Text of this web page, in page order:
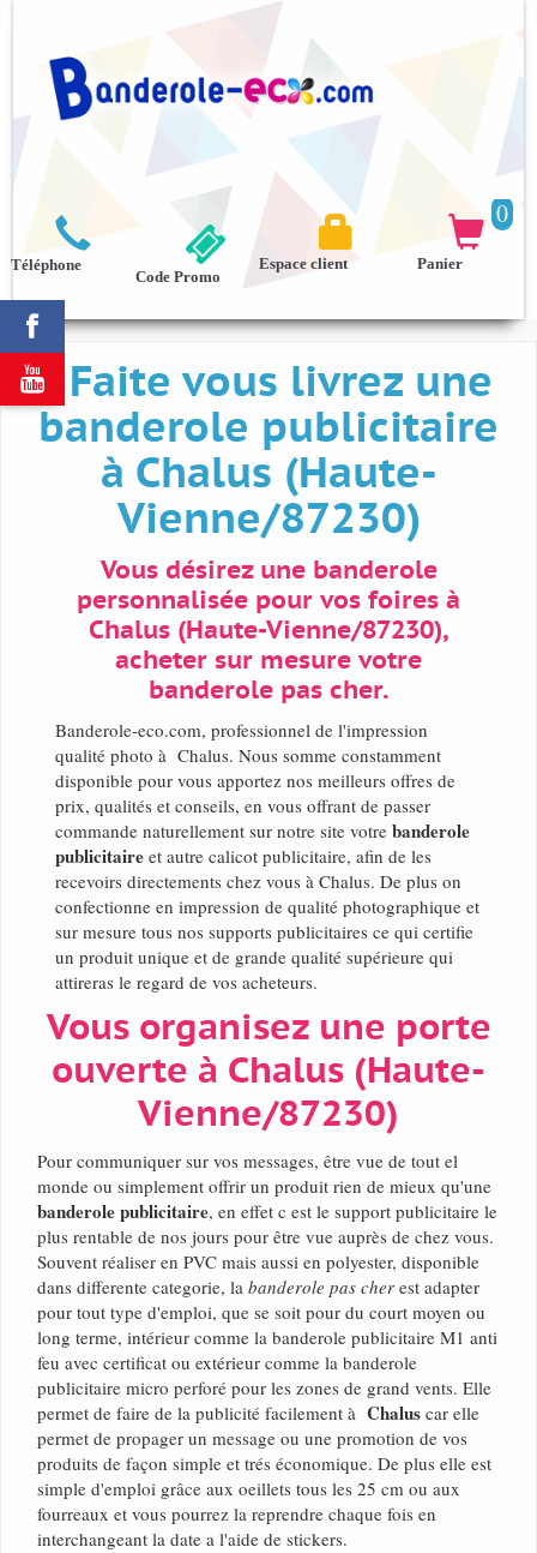



Téléphone
0

Panier

Espace client
Code Promo
Faite vous livrez une
banderole publicitaire
à Chalus (Haute-
Vienne/87230)
Vous désirez une banderole
personnalisée pour vos foires à
Chalus (Haute-Vienne/87230),
acheter sur mesure votre
banderole pas cher.
Banderole-eco.com, professionnel de l'impression
qualité photo à Chalus. Nous somme constamment
disponible pour vous apportez nos meilleurs offres de
prix, qualités et conseils, en vous offrant de passer
commande naturellement sur notre site votre banderole
publicitaire et autre calicot publicitaire, afin de les
recevoirs directements chez vous à Chalus. De plus on
confectionne en impression de qualité photographique et
sur mesure tous nos supports publicitaires ce qui certifie
un produit unique et de grande qualité supérieure qui
attireras le regard de vos acheteurs.
Vous organisez une porte
ouverte à Chalus (Haute-
Vienne/87230)
Pour communiquer sur vos messages, être vue de tout el
monde ou simplement offrir un produit rien de mieux qu'une
banderole publicitaire, en effet c est le support publicitaire le
plus rentable de nos jours pour être vue auprès de chez vous.
Souvent réaliser en PVC mais aussi en polyester, disponible
dans differente categorie, la banderole pas cher est adapter
pour tout type d'emploi, que se soit pour du court moyen ou
long terme, intérieur comme la banderole publicitaire M1 anti
feu avec certificat ou extérieur comme la banderole
publicitaire micro perforé pour les zones de grand vents. Elle
permet de faire de la publicité facilement à Chalus car elle
permet de propager un message ou une promotion de vos
produits de façon simple et trés économique. De plus elle est
simple d'emploi grâce aux oeillets tous les 25 cm ou aux
fourreaux et vous pourrez la reprendre chaque fois en
interchangeant la date a l'aide de stickers.